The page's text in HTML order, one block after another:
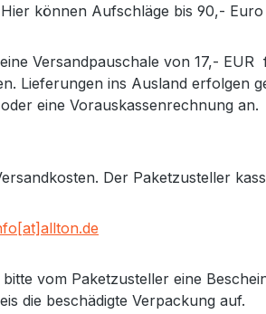
können Aufschläge bis 90,-
Versandpauschale von 17,-
Lieferungen ins Ausland
eine Vorauskassenrechnung an.
Der Paketzusteller
vom Paketzusteller eine
die beschädigte Verpackung auf.